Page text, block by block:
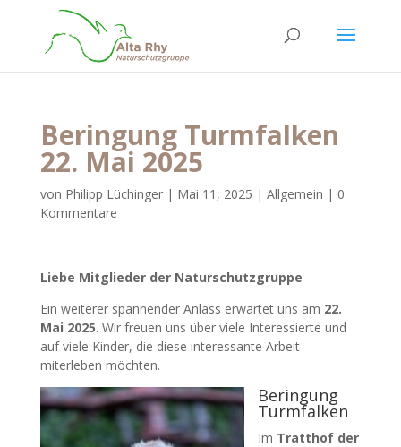
Beringung Turmfalken
22. Mai 2025
von Philipp Lüchinger| Mai 11, 2025 | Allgemein | 0
Kommentare
Liebe Mitglieder der Naturschutzgruppe
Ein weiterer spannender Anlass erwartet uns am 22.
Mai 2025. Wir freuen uns über viele Interessierte und
auf viele Kinder, die diese interessante Arbeit
miterleben möchten.
Beringung
Turmfalken
Im Tratthof der